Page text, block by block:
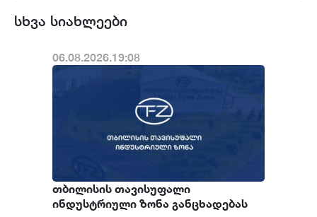
სხვა სიახლეები
06.08.2026.19:08
თბილისის თავისუფალი
ინდუსტრიული ზონა განცხადებას